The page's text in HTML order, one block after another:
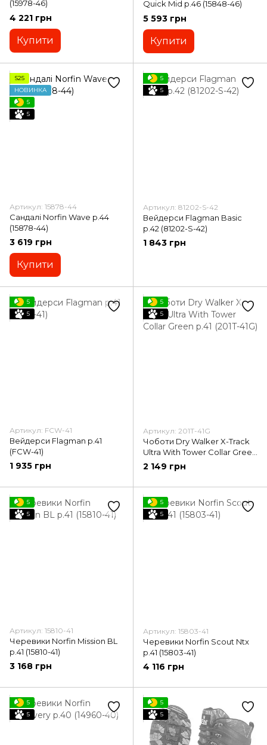
(15978-46)
4 221 грн
Купити
Quick Mid р.46 (15848-46)
5 593 грн
Купити
S25
НОВИНКА
5
5
Артикул: 15878-44
Сандалі Norfin Wave р.44
(15878-44)
3 619 грн
Купити
5
5
Артикул: 81202-S-42
Вейдерси Flagman Basic
р.42 (81202-S-42)
1 843 грн
5
5
Артикул: FCW-41
Вейдерси Flagman р.41
(FCW-41)
1 935 грн
5
5
Артикул: 201T-41G
Чоботи Dry Walker X-Track
Ultra With Tower Collar Green
р.41 (201T-41G)
2 149 грн
5
5
Артикул: 15810-41
Черевики Norfin Mission BL
p.41 (15810-41)
3 168 грн
5
5
Артикул: 15803-41
Черевики Norfin Scout Ntx
p.41 (15803-41)
4 116 грн
5
5
5
5